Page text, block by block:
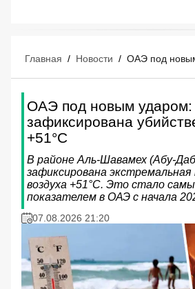
Главная / Новости /
ОАЭ под новым ударом:
зафиксирована
+51°C
В районе Аль-Шавамех (Абу-
зафиксирована
воздуха +51°C. Это стало
показателем в ОАЭ с начала
07.08.2026 21:20